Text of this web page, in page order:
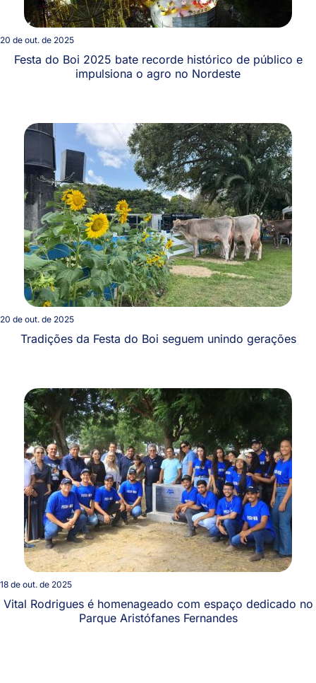
20 de out. de 2025
Festa do Boi 2025 bate recorde histórico de público e
impulsiona o agro no Nordeste
20 de out. de 2025
Tradições da Festa do Boi seguem unindo gerações
18 de out. de 2025
Vital Rodrigues é homenageado com espaço dedicado no
Parque Aristófanes Fernandes